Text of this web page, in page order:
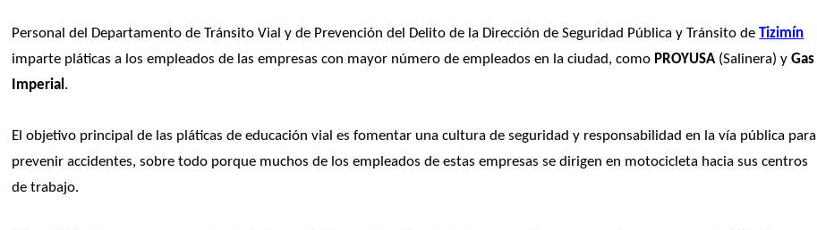
Personal del Departamento de Tránsito Vial y de Prevención del Delito de la Dirección de Seguridad Pública y Tránsito de Tizimín
imparte pláticas a los empleados de las empresas con mayor número de empleados en la ciudad, como PROYUSA (Salinera) y Gas
Imperial .
El objetivo principal de las pláticas de educación vial es fomentar una cultura de seguridad y responsabilidad en la vía pública para
prevenir accidentes, sobre todo porque muchos de los empleados de estas empresas se dirigen en motocicleta hacia sus centros
de trabajo.